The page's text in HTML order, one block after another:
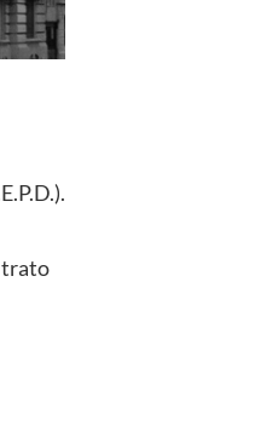
trato